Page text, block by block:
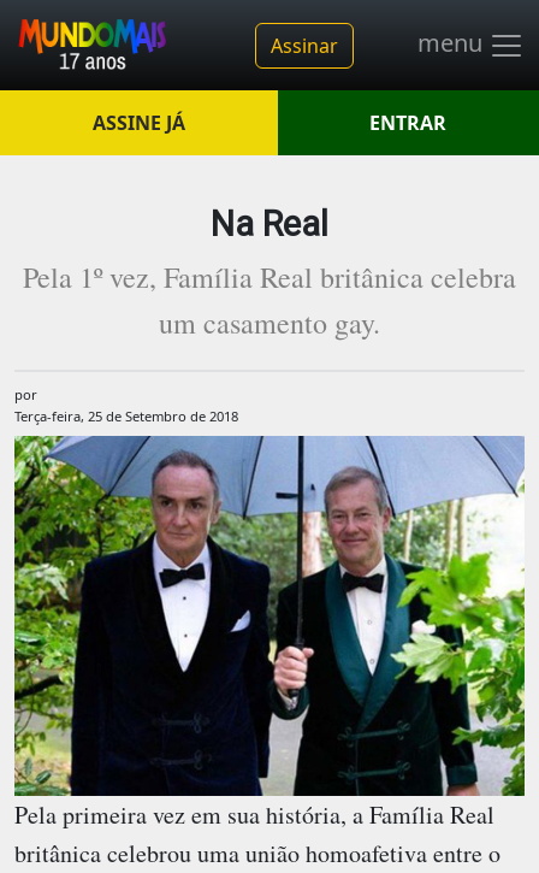
Assinar menu
ASSINE JÁ ENTRAR
Na Real
Pela 1º vez, Família Real britânica celebra
um casamento gay.
por
Terça-feira, 25 de Setembro de 2018
Pela primeira vez em sua história, a Família Real
britânica celebrou uma união homoafetiva entre o